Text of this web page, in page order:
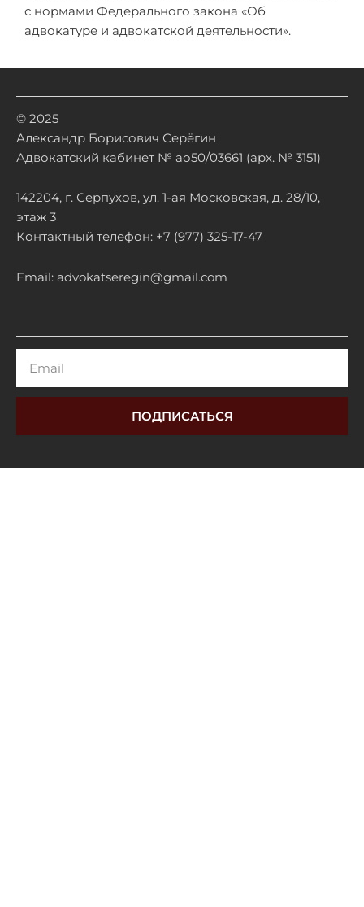
с нормами Федерального закона «Об
адвокатуре и адвокатской деятельности».
© 2025
Александр Борисович Серёгин
Адвокатский кабинет № ао50/03661 (арх. № 3151)
142204, г. Серпухов, ул. 1-ая Московская, д. 28/10,
этаж 3
Контактный телефон: +7 (977) 325-17-47
Email: advokatseregin@gmail.com
ПОДПИСАТЬСЯ